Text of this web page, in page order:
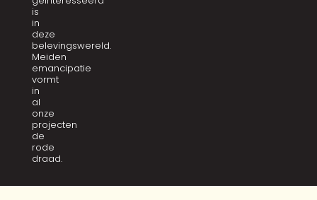
is
in
deze
belevingswereld.
Meiden
emancipatie
vormt
in
al
onze
projecten
de
rode
draad.